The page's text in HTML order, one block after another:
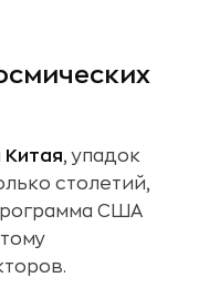
Китая, упадок
столетий,
США